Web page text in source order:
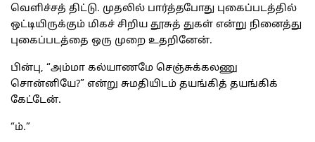
வெளிச்சத் திட்டு. முதலில் பார்த்தபோது புகைப்படத்தில்
ஒட்டியிருக்கும் மிகச் சிறிய தூசுத் துகள் என்று நினைத்து
புகைப்படத்தை ஒரு முறை உதறினேன்.
பின்பு, “அம்மா கல்யாணமே செஞ்சுக்கலணு
சொன்னியே?” என்று சுமதியிடம் தயங்கித் தயங்கிக்
கேட்டேன்.
“ம்.”